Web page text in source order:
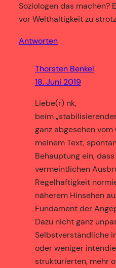
Soziologen das machen?
vor Welthaltigkeit zu
Antworten
Thorsten Benkel
18. Juni 2019
Liebe(r) nk,
beim
ganz abgesehen
meinem Text,
Behauptung ein,
vermeintlichen
Regelhaftigkeit
näherem Hinsehen
Fundament der
Dazu nicht ganz
Selbstverständliche
oder weniger
strukturierten, mehr